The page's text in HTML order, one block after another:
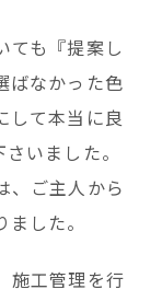
ても『提案し
ばなかった色
して本当に良
いました。
、ご主人から
した。
施工管理を行